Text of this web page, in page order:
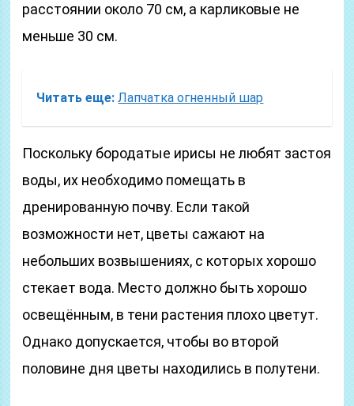
расстоянии около 70 см, а карликовые не
меньше 30 см.
Читать еще: Лапчатка огненный шар
Поскольку бородатые ирисы не любят застоя
воды, их необходимо помещать в
дренированную почву. Если такой
возможности нет, цветы сажают на
небольших возвышениях, с которых хорошо
стекает вода. Место должно быть хорошо
освещённым, в тени растения плохо цветут.
Однако допускается, чтобы во второй
половине дня цветы находились в полутени.